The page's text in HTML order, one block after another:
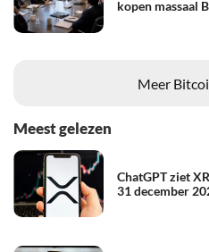
kopen massaal
Meer
Meest gelezen
ChatGPT ziet
31 december